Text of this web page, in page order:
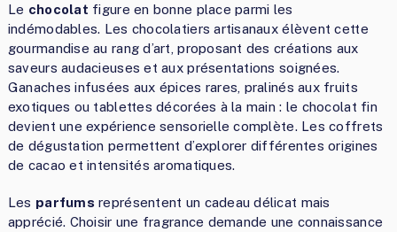
Le chocolat figure en bonne place parmi les
indémodables. Les chocolatiers artisanaux élèvent cette
gourmandise au rang d’art, proposant des créations aux
saveurs audacieuses et aux présentations soignées.
Ganaches infusées aux épices rares, pralinés aux fruits
exotiques ou tablettes décorées à la main : le chocolat fin
devient une expérience sensorielle complète. Les coffrets
de dégustation permettent d’explorer différentes origines
de cacao et intensités aromatiques.
Les parfums représentent un cadeau délicat mais
apprécié. Choisir une fragrance demande une connaissance